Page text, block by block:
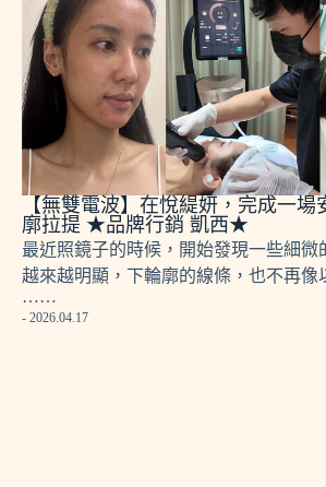
【無雙電波】在悅緹妍，完成一
廓拉提 ★品牌行銷 凱西★
最近照鏡子的時候，開始發現一些細
越來越明顯，下輪廓的線條，也不再像
……
- 2026.04.17